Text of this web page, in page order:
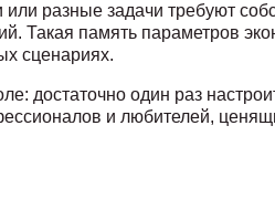
разные задачи требуют
Такая память параметров
сценариях.
достаточно один раз
и любителей,